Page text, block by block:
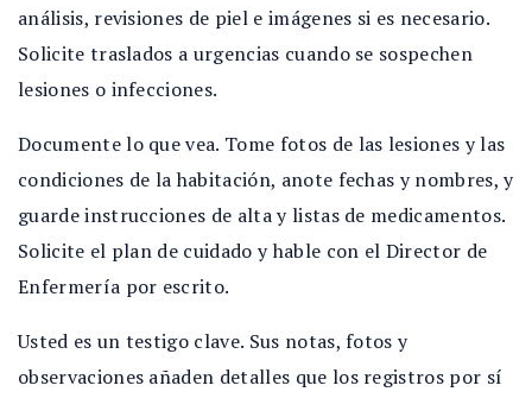
análisis, revisiones de piel e imágenes si es necesario.
Solicite traslados a urgencias cuando se sospechen
lesiones o infecciones.
Documente lo que vea. Tome fotos de las lesiones y las
condiciones de la habitación, anote fechas y nombres, y
guarde instrucciones de alta y listas de medicamentos.
Solicite el plan de cuidado y hable con el Director de
Enfermería por escrito.
Usted es un testigo clave. Sus notas, fotos y
observaciones añaden detalles que los registros por sí